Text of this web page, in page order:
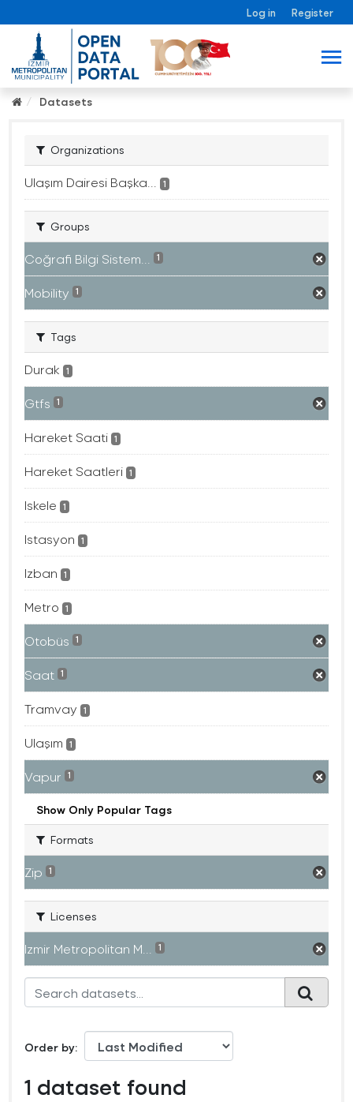
Log in Register
Datasets
Organizations
Ulaşım Dairesi Başka... 1
Groups
Coğrafi Bilgi Sistem... 1
Mobility 1
Tags
Durak 1
Gtfs 1
Hareket Saati 1
Hareket Saatleri 1
Iskele 1
Istasyon 1
Izban 1
Metro 1
Otobüs 1
Saat 1
Tramvay 1
Ulaşım 1
Vapur 1
Show Only Popular Tags
Formats
Zip 1
Licenses
Izmir Metropolitan M... 1
Order by
1 dataset found